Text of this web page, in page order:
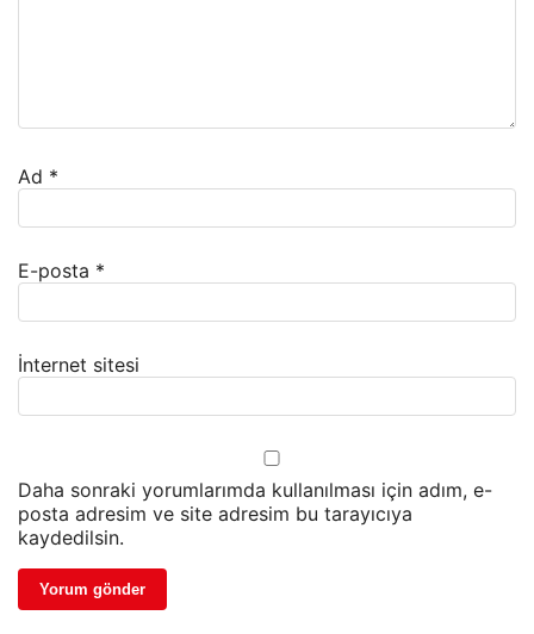
Ad *
E-posta *
İnternet sitesi
Daha sonraki yorumlarımda kullanılması için adım, e-
posta adresim ve site adresim bu tarayıcıya
kaydedilsin.